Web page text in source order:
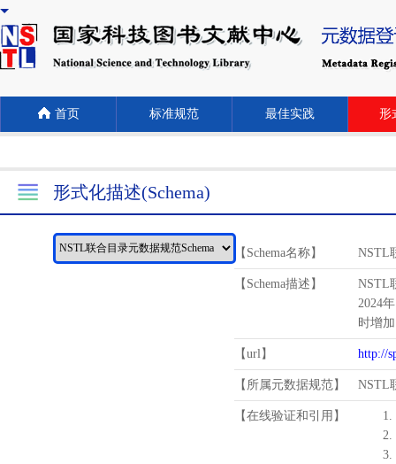
首页 标准规范 最佳实践 形
形式化描述(Schema)
【Schema名称】 NSTL
【Schema描述】
NSTL
2024
时增
【url】 http://
【所属元数据规范】 NSTL
【在线验证和引用】
1.
2.
3.